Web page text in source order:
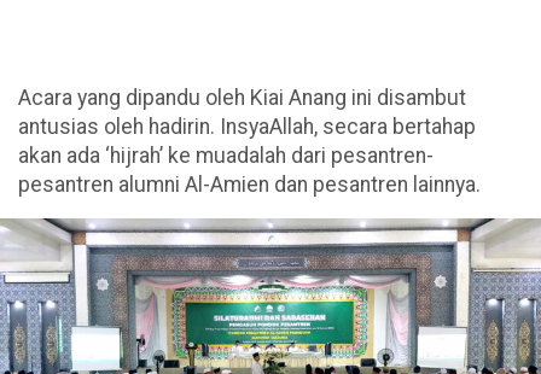
Acara yang dipandu oleh Kiai Anang ini disambut
antusias oleh hadirin. InsyaAllah, secara bertahap
akan ada ‘hijrah’ ke muadalah dari pesantren-
pesantren alumni Al-Amien dan pesantren lainnya.